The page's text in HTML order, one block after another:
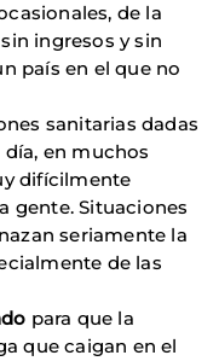
de la
ingresos y sin
país en el que no
sanitarias dadas
en muchos
difícilmente
gente. Situaciones
seriamente la
de las
para que la
que caigan en el